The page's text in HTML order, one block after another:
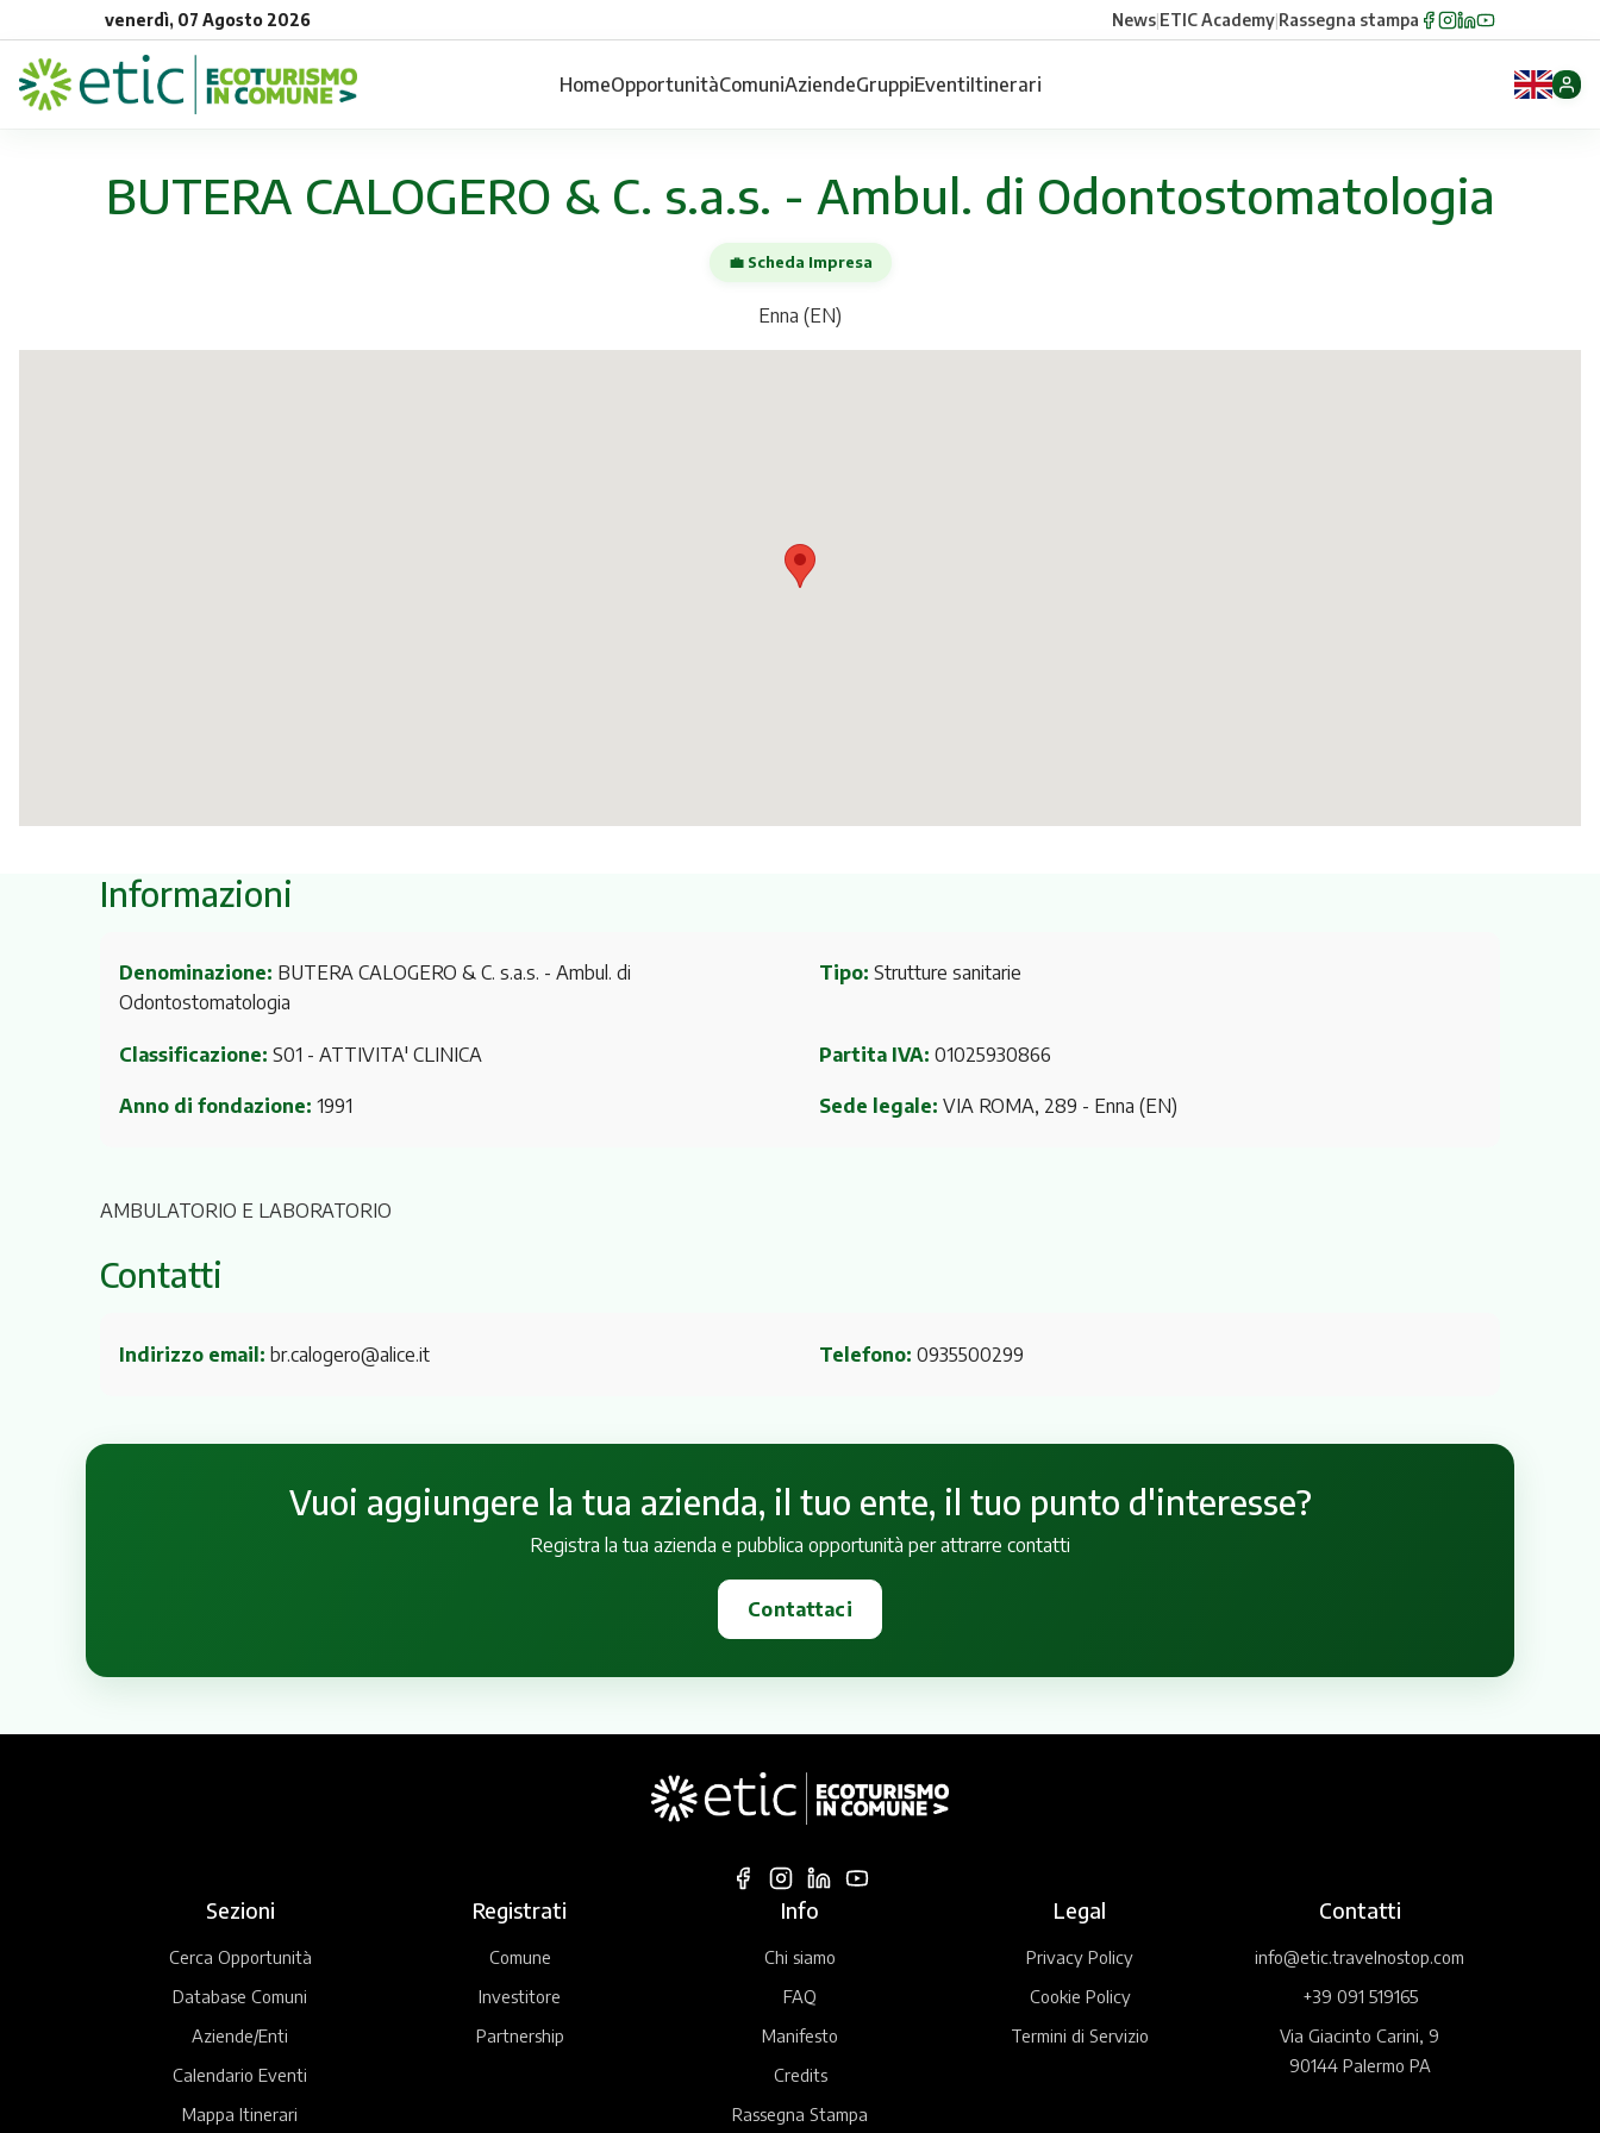
venerdì, 07 Agosto 2026 News|ETIC Academy|Rassegna stampa
HomeOpportunitàComuniAziendeGruppiEventiItinerari
BUTERA CALOGERO & C. s.a.s. - Ambul. di Odontostomatologia
💼 Scheda Impresa
Enna (EN)
Informazioni
Denominazione: BUTERA CALOGERO & C. s.a.s. - Ambul. di
Odontostomatologia
Tipo: Strutture sanitarie
Classificazione: S01 - ATTIVITA' CLINICA Partita IVA: 01025930866
Anno di fondazione: 1991 Sede legale: VIA ROMA, 289 - Enna (EN)
AMBULATORIO E LABORATORIO
Contatti
Indirizzo email: br.calogero@alice.it Telefono: 0935500299
Vuoi aggiungere la tua azienda, il tuo ente, il tuo punto d'interesse?
Registra la tua azienda e pubblica opportunità per attrarre contatti
Contattaci
Sezioni
Cerca Opportunità
Database Comuni
Aziende/Enti
Calendario Eventi
Mappa Itinerari
Registrati
Comune
Investitore
Partnership
Info
Chi siamo
FAQ
Manifesto
Credits
Rassegna Stampa
Legal
Privacy Policy
Cookie Policy
Termini di Servizio
Contatti
info@etic.travelnostop.com
+39 091 519165
Via Giacinto Carini, 9
90144 Palermo PA